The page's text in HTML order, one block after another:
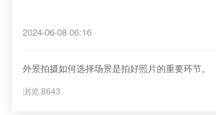
2024-06-08 06:16
外景拍摄如何选择场景是拍好照片的重要环节。
浏览 8643